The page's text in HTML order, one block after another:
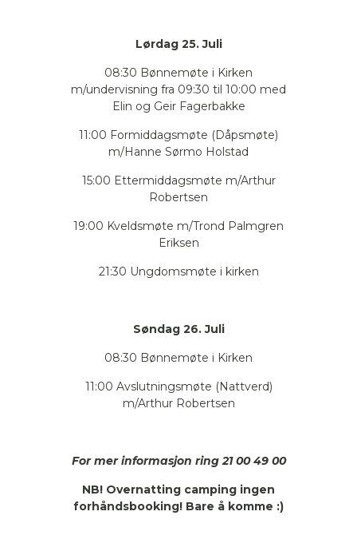
Lørdag 25. Juli
08:30 Bønnemøte i Kirken
m/undervisning fra 09:30 til 10:00 med
Elin og Geir Fagerbakke
11:00 Formiddagsmøte (Dåpsmøte)
m/Hanne Sørmo Holstad
15:00 Ettermiddagsmøte m/Arthur
Robertsen
19:00 Kveldsmøte m/Trond Palmgren
Eriksen
21:30 Ungdomsmøte i kirken
Søndag 26. Juli
08:30 Bønnemøte i Kirken
11:00 Avslutningsmøte (Nattverd)
m/Arthur Robertsen
For mer informasjon ring 21 00 49 00
NB! Overnatting camping ingen
forhåndsbooking! Bare å komme :)